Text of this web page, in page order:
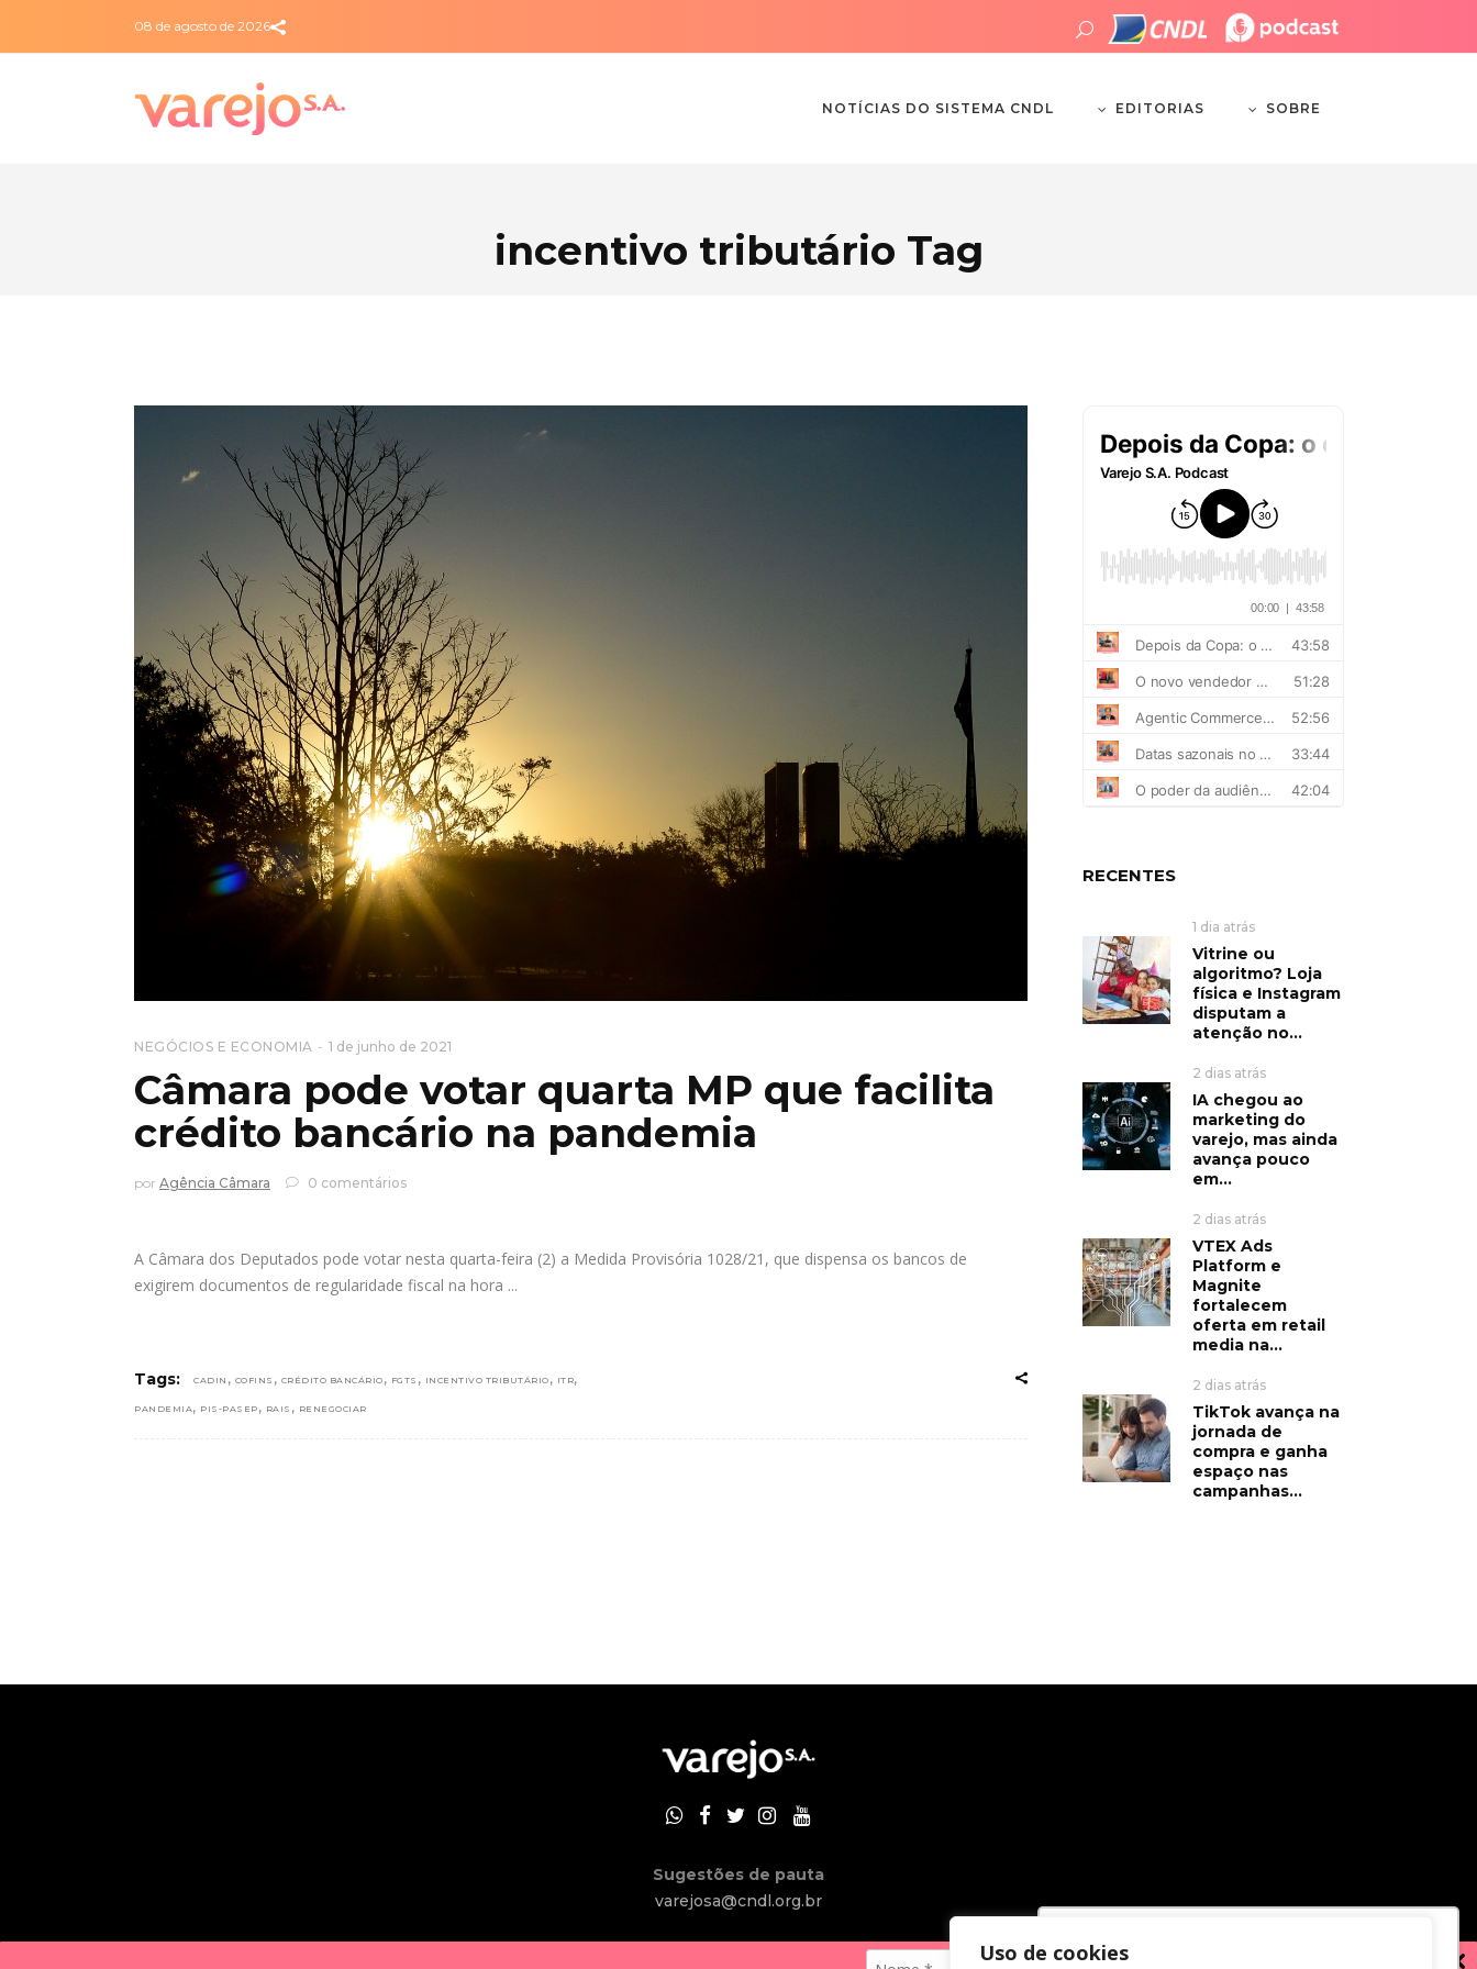
Utilizamos cookies para oferecer melhor
Uso de cookies
08 de agosto de 2026
NOTÍCIAS DO SISTEMA CNDL EDITORIAS SOBRE
incentivo tributário Tag
NEGÓCIOS E ECONOMIA 1 de junho de 2021
Câmara pode votar quarta MP que facilita
crédito bancário na pandemia
por Agência Câmara 0 comentários
A Câmara dos Deputados pode votar nesta quarta-feira (2) a Medida Provisória 1028/21, que dispensa os bancos de
exigirem documentos de regularidade fiscal na hora
Tags: CADIN , COFINS , CRÉDITO BANCÁRIO , FGTS , INCENTIVO TRIBUTÁRIO , ITR,
PANDEMIA , PIS-PASEP , RAIS , RENEGOCIAR
RECENTES
1 dia atrás
Vitrine ou
algoritmo? Loja
física e Instagram
disputam a
atenção no...
2 dias atrás
IA chegou ao
marketing do
varejo, mas ainda
avança pouco
em...
2 dias atrás
VTEX Ads
Platform e
Magnite
fortalecem
oferta em retail
media na...
2 dias atrás
TikTok avança na
jornada de
compra e ganha
espaço nas
campanhas...
Sugestões de pauta
varejosa@cndl.org.br